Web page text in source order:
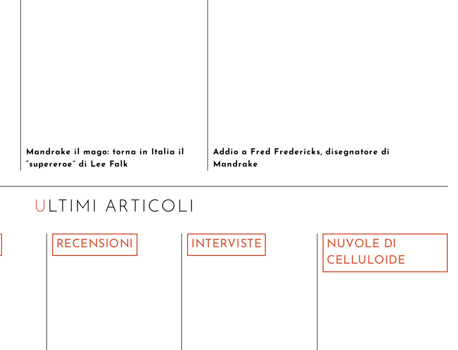
Mandrake il mago: torna in Italia il
“supereroe” di Lee Falk
Addio a Fred Fredericks, disegnatore di
Mandrake
ULTIMI ARTICOLI
RECENSIONI INTERVISTE
NUVOLE DI
CELLULOIDE